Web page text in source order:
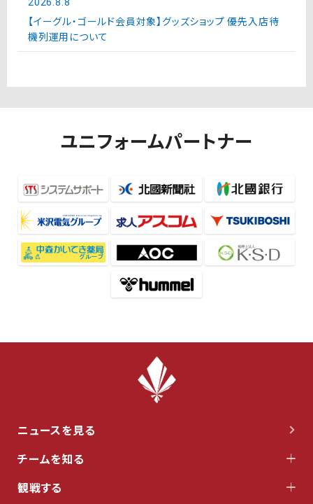
【イーグル・ゴールド会員対象】グッズショップ 優先入店待
機列運用について
ユニフォームパートナー
ニュースを見る
チームを知る
観戦する